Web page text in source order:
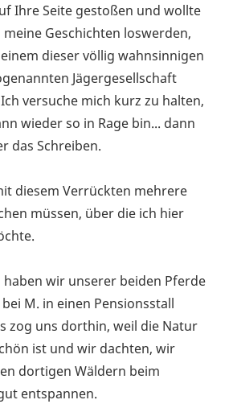
Ihre Seite gestoßen und wollte
Geschichten loswerden,
dieser völlig wahnsinnigen
Jägergesellschaft
versuche mich kurz zu halten,
wieder so in Rage bin... dann
das Schreiben.
diesem Verrückten mehrere
müssen, über die ich hier
haben wir unserer beiden Pferde
M. in einen Pensionsstall
zog uns dorthin, weil die Natur
ist und wir dachten, wir
dortigen Wäldern beim
entspannen.